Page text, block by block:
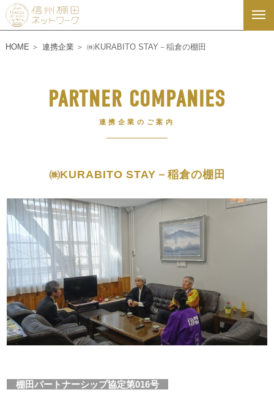
HOME 連携企業 ㈱KURABITO STAY－稲倉の棚田
PARTNER COMPANIES
連携企業のご案内
㈱KURABITO STAY－稲倉の棚田
棚田パートナーシップ協定第016号